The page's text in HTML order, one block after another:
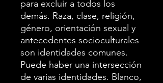
para excluir a todos los
demás. Raza, clase, religión,
género, orientación sexual y
antecedentes socioculturales
son identidades comunes.
Puede haber una intersección
de varias identidades. Blanco,